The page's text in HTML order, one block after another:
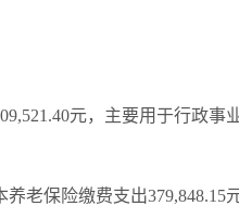
元，主要用于行政
老保险缴费支出